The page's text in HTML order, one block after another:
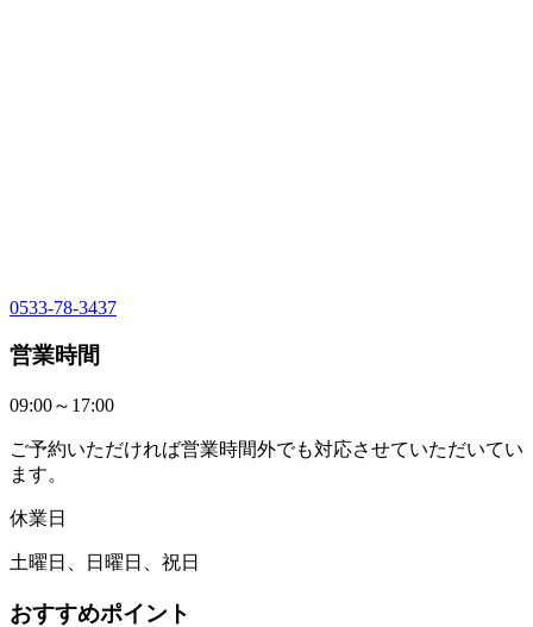
0533-78-3437
営業時間
09:00～17:00
ご予約いただければ営業時間外でも対応させていただいてい
ます。
休業日
土曜日、日曜日、祝日
おすすめポイント